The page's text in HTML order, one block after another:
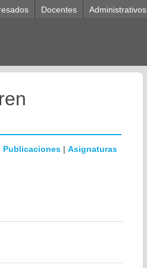
Docentes Administrativos
Publicaciones | Asignaturas